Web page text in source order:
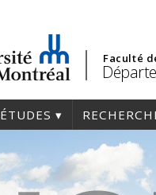
Faculté
ÉTUDES